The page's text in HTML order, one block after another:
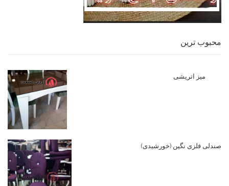
محبوب ترین
میز اتریشی
صندلی فلزی نگین (خورشیدی)